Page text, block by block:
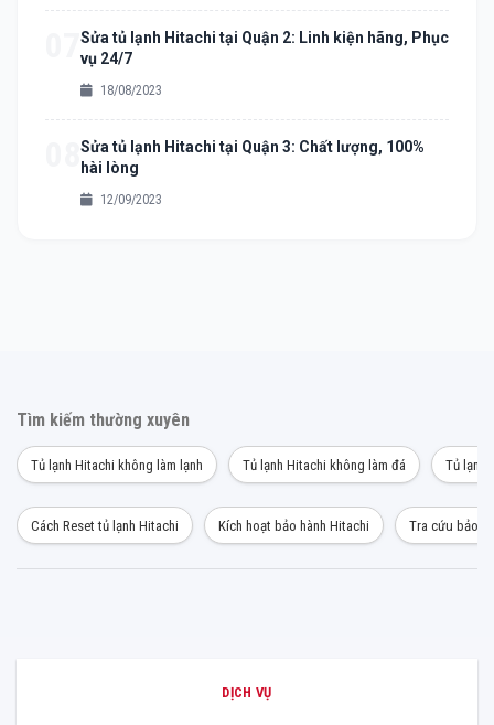
Sửa tủ lạnh Hitachi tại Quận 2: Linh kiện hãng, Phục
vụ 24/7
18/08/2023
Sửa tủ lạnh Hitachi tại Quận 3: Chất lượng, 100%
hài lòng
12/09/2023
Tìm kiếm thường xuyên
Tủ lạnh Hitachi không làm lạnh Tủ lạnh Hitachi không làm đá Tủ lạnh
Cách Reset tủ lạnh Hitachi Kích hoạt bảo hành Hitachi Tra cứu bảo
DỊCH VỤ